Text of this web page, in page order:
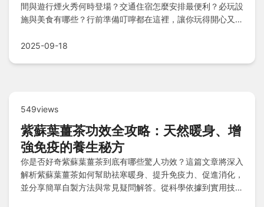
間與遊行煙火秀何時登場？交通住宿怎麼安排最便利？必玩設
施與美食有哪些？行前準備叮嚀都在這裡，讓你玩得開心又安
2025-09-18
549views
紫蘇葉薑茶功效全攻略：天然暖身、增
強免疫的養生秘方
你是否好奇紫蘇葉薑茶到底有哪些驚人功效？這篇文章將深入
解析紫蘇葉薑茶如何幫助祛寒暖身、提升免疫力、促進消化，
並分享簡單自製方法與常見疑問解答。從科學依據到實用技